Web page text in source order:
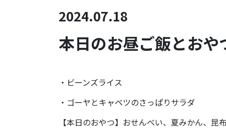
2024.07.18
本日のお昼ご飯とおや
・ビーンズライス
・ゴーヤとキャベツのさっぱりサラダ
【本日のおやつ】おせんべい、夏みかん、昆布